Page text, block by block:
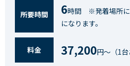
所要時間 6時間 ※発着場所に
になります。
料⾦ 37,200円〜（1台